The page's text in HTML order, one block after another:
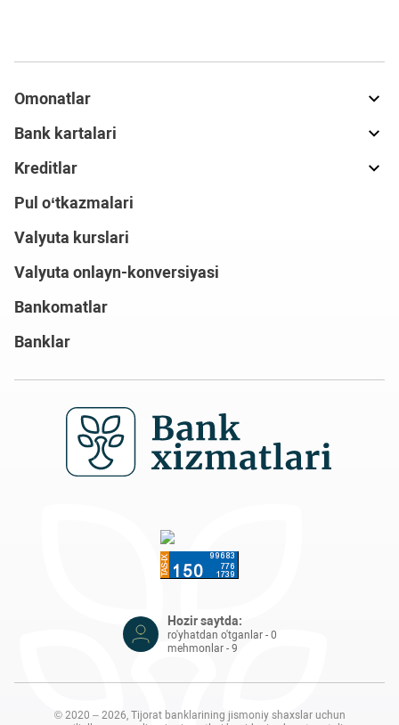
Omonatlar
Bank kartalari
Kreditlar
Pul o‘tkazmalari
Valyuta kurslari
Valyuta onlayn-konversiyasi
Bankomatlar
Banklar
Hozir saytda:
ro'yhatdan o'tganlar - 0
mehmonlar - 9
© 2020 – 2026, Tijorat banklarining jismoniy shaxslar uchun